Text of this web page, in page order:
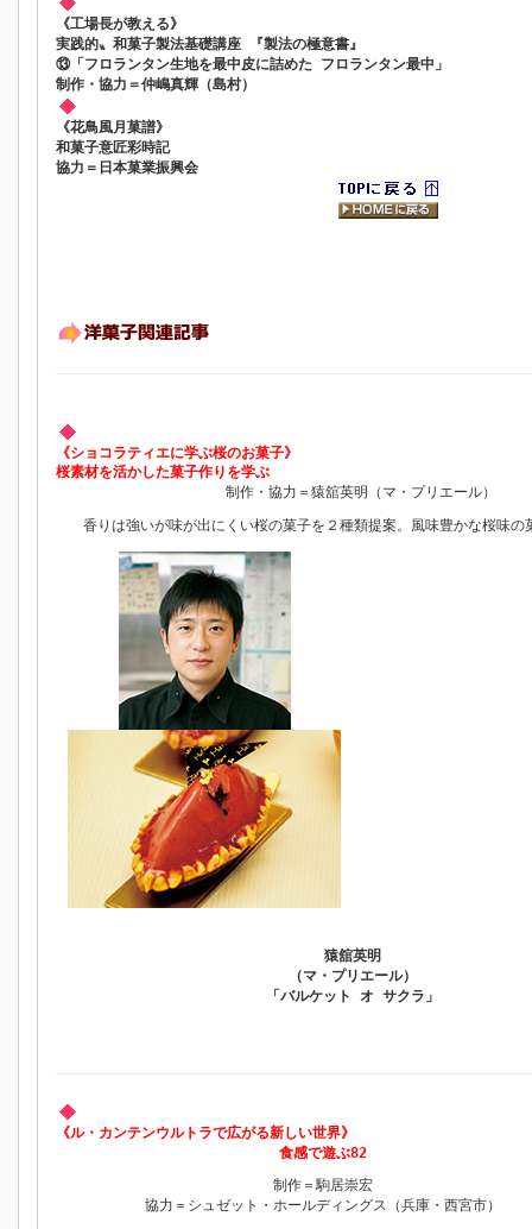
《工場長が教える》
実践的〟和菓子製法基礎講座 『製法の極意書』
⑬「フロランタン生地を最中皮に詰めた フロランタン最中」
制作・協力＝仲嶋真輝（島村）
《花鳥風月菓譜》
和菓子意匠彩時記
協力＝日本菓業振興会
《ショコラティエに学ぶ桜のお菓子》
桜素材を活かした菓子作りを学ぶ
制作・協力＝猿舘英明（マ・プリエール）
香りは強いが味が出にくい桜の菓子を２種類提案。風味豊かな桜味の
猿舘英明
（マ・プリエール）
「バルケット オ サクラ」
《ル・カンテンウルトラで広がる新しい世界》
食感で遊ぶ82
制作＝駒居崇宏
協力＝シュゼット・ホールディングス（兵庫・西宮市）